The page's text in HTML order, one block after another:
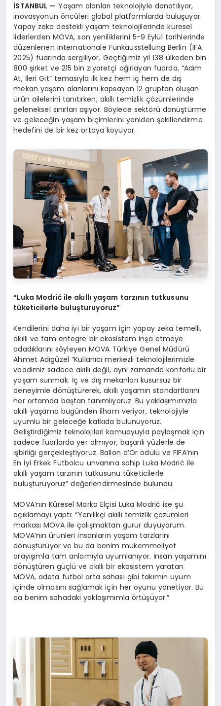
İSTANBUL — Yaşam alanları teknolojiyle donatılıyor,
inovasyonun öncüleri global platformlarda buluşuyor.
Yapay zeka destekli yaşam teknolojilerinde küresel
liderlerden MOVA, son yeniliklerini 5-9 Eylül tarihlerinde
düzenlenen Internationale Funkausstellung Berlin (IFA
2025) fuarında sergiliyor. Geçtiğimiz yıl 138 ülkeden bin
800 şirket ve 215 bin ziyaretçi ağırlayan fuarda, “Adım
At, İleri Git” temasıyla ilk kez hem iç hem de dış
mekan yaşam alanlarını kapsayan 12 gruptan oluşan
ürün ailelerini tanıtırken; akıllı temizlik çözümlerinde
geleneksel sınırları aşıyor. Böylece sektörü dönüştürme
ve geleceğin yaşam biçimlerini yeniden şekillendirme
hedefini de bir kez ortaya koyuyor.
“Luka Modrić ile akıllı yaşam tarzının tutkusunu
tüketicilerle buluşturuyoruz”
Kendilerini daha iyi bir yaşam için yapay zeka temelli,
akıllı ve tam entegre bir ekosistem inşa etmeye
adadıklarını söyleyen MOVA Türkiye Genel Müdürü
Ahmet Adıgüzel “Kullanıcı merkezli teknolojilerimizle
vaadimiz sadece akıllı değil, aynı zamanda konforlu bir
yaşam sunmak. İç ve dış mekanları kusursuz bir
deneyimle dönüştürerek, akıllı yaşamın standartlarını
her ortamda baştan tanımlıyoruz. Bu yaklaşımımızla
akıllı yaşama bugünden ilham veriyor, teknolojiyle
uyumlu bir geleceğe katkıda bulunuyoruz.
Geliştirdiğimiz teknolojileri kamuoyuyla paylaşmak için
sadece fuarlarda yer almıyor, başarılı yüzlerle de
işbirliği gerçekleştiyoruz. Ballon d’Or ödülü ve FIFA’nın
En İyi Erkek Futbolcu unvanına sahip Luka Modrić ile
akıllı yaşam tarzının tutkusunu tüketicilerle
buluşturuyoruz” değerlendirmesinde bulundu.
MOVA’nın Küresel Marka Elçisi Luka Modrić ise şu
açıklamayı yaptı: “Yenilikçi akıllı temizlik çözümleri
markası MOVA ile çalışmaktan gurur duyuyorum.
MOVA’nın ürünleri insanların yaşam tarzlarını
dönüştürüyor ve bu da benim mükemmeliyet
arayışımla tam anlamıyla uyumlanıyor. İnsan yaşamını
dönüştüren güçlü ve akıllı bir ekosistem yaratan
MOVA, adeta futbol orta sahası gibi takımın uyum
içinde olmasını sağlamak için her oyunu yönetiyor. Bu
da benim sahadaki yaklaşımımla örtüşüyor.”